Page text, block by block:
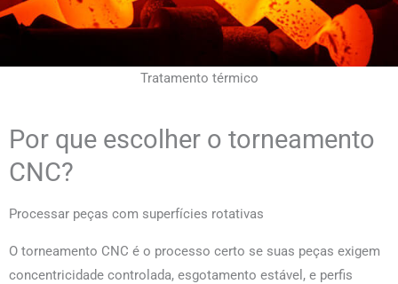
Tratamento térmico
Por que escolher o torneamento
CNC?
Processar peças com superfícies rotativas
O torneamento CNC é o processo certo se suas peças exigem
concentricidade controlada, esgotamento estável, e perfis